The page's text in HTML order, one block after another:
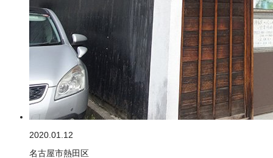
2020.01.12
名古屋市熱田区